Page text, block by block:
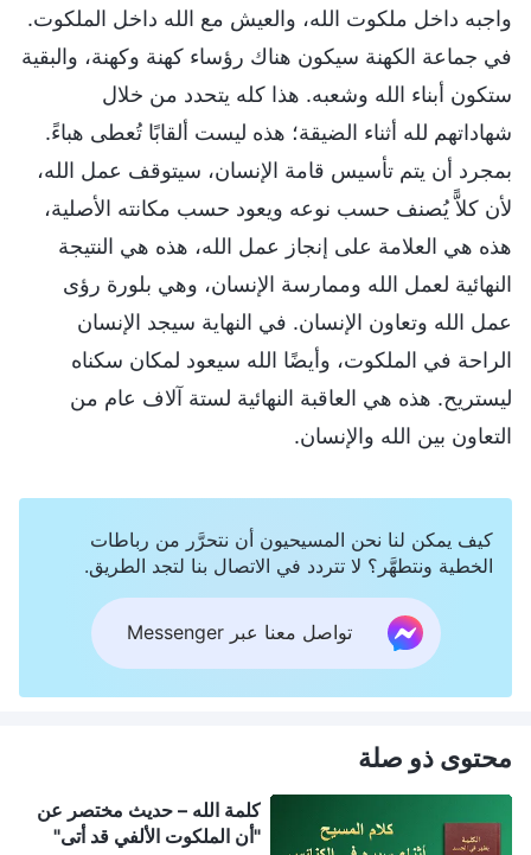
واجبه داخل ملكوت الله، والعيش مع الله داخل الملكوت.
في جماعة الكهنة سيكون هناك رؤساء كهنة وكهنة، والبقية
ستكون أبناء الله وشعبه. هذا كله يتحدد من خلال
شهاداتهم لله أثناء الضيقة؛ هذه ليست ألقابًا تُعطى هباءً.
بمجرد أن يتم تأسيس قامة الإنسان، سيتوقف عمل الله،
لأن كلاًّ يُصنف حسب نوعه ويعود حسب مكانته الأصلية،
هذه هي العلامة على إنجاز عمل الله، هذه هي النتيجة
النهائية لعمل الله وممارسة الإنسان، وهي بلورة رؤى
عمل الله وتعاون الإنسان. في النهاية سيجد الإنسان
الراحة في الملكوت، وأيضًا الله سيعود لمكان سكناه
ليستريح. هذه هي العاقبة النهائية لستة آلاف عام من
التعاون بين الله والإنسان.
كيف يمكن لنا نحن المسيحيون أن نتحرَّر من رباطات
الخطية ونتطهَّر؟ لا تتردد في الاتصال بنا لتجد الطريق.
تواصل معنا عبر Messenger
محتوى ذو صلة
كلمة الله – حديث مختصر عن
"أن الملكوت الألفي قد أتى"